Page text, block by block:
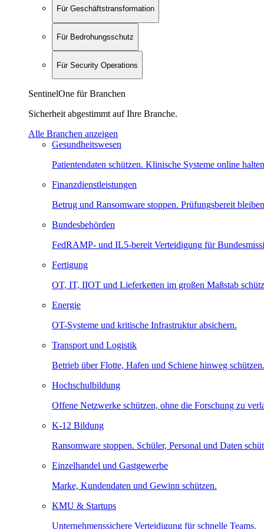
Für Geschäftstransformation
Für Bedrohungsschutz
Für Security Operations
SentinelOne für Branchen
Sicherheit abgestimmt auf Ihre Branche.
Alle Branchen anzeigen
Gesundheitswesen
Patientendaten schützen. Klinische Systeme online
Finanzdienstleistungen
Betrug und Ransomware stoppen. Prüfungsbereit
Bundesbehörden
FedRAMP- und IL5-bereit Verteidigung für
Fertigung
OT, IT, IIOT und Lieferketten im großen Maßstab
Energie
OT-Systeme und kritische Infrastruktur absichern.
Transport und Logistik
Betrieb über Flotte, Hafen und Schiene hinweg schützen.
Hochschulbildung
Offene Netzwerke schützen, ohne die Forschung zu
K-12 Bildung
Ransomware stoppen. Schüler, Personal und Daten
Einzelhandel und Gastgewerbe
Marke, Kundendaten und Gewinn schützen.
KMU & Startups
Unternehmenssichere Verteidigung für schnelle Teams.